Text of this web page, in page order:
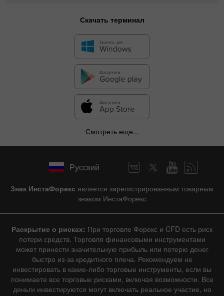
Скачать терминал
Смотреть еще...
Русский
Знак ИнстаФорекс является зарегистрированным товарным
знаком ИнстаФорекс
Раскрытие о рисках: При торговле Форекс и CFD есть риск
потери средств. Торговля финансовыми инструментами
может принести значительную прибыль или потерю денег
быстро из-за кредитного плеча. Рекомендуем не
инвестировать в какие-либо торговые инструменты, если вы
понимаете все торговые рисками, включая возможности. Все
деньги инвестируются могут включать реальное участие, но